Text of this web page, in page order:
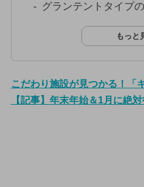
グランテントタイプ
もっと
こだわり施設が見つかる！「
【記事】年末年始＆1月に絶